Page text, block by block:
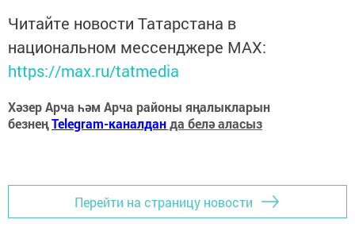
Читайте новости Татарстана в
национальном мессенджере MАХ:
https://max.ru/tatmedia
Хәзер Арча һәм Арча районы яңалыкларын
безнеңTelegram-каналданда белә аласыз
Перейти на страницу новости